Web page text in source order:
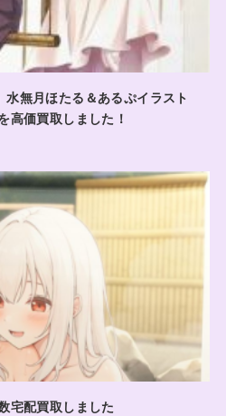
水無月ほたる＆あるぷイラスト
高価買取しました！
宅配買取しました